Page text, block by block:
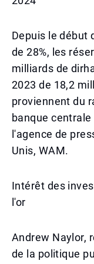
Depuis le début
de 28%, les
milliards de
2023 de 18,2
proviennent du
banque
l'agence de
Unis, WAM.
Intérêt des
l'or
Andrew Naylor,
de la politique